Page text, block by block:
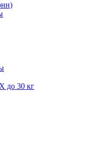
до 30 кг